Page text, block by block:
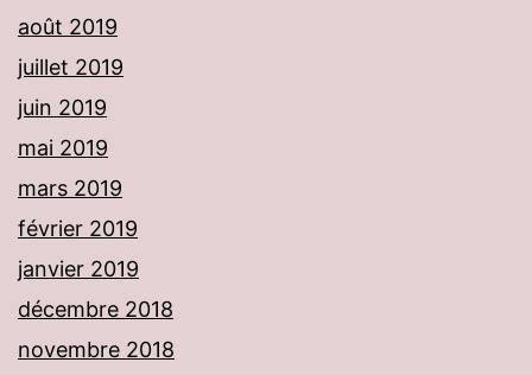
août 2019
juillet 2019
juin 2019
mai 2019
mars 2019
février 2019
janvier 2019
décembre 2018
novembre 2018